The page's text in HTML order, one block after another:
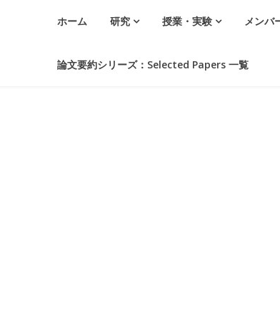
ホーム 研究 授業・実験 メンバ
論文要約シリーズ：Selected Papers 一覧